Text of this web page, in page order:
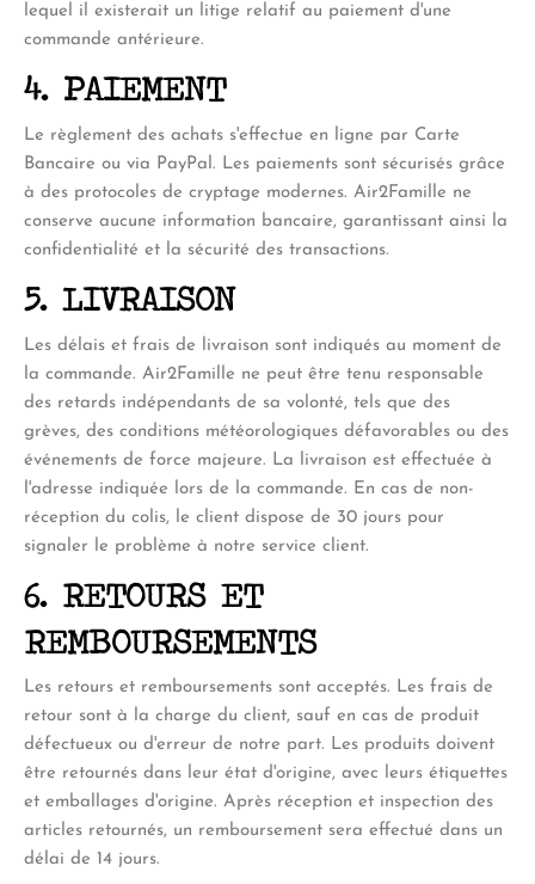
lequel il existerait un litige relatif au paiement d'une
commande antérieure.
4. PAIEMENT
Le règlement des achats s'effectue en ligne par Carte
Bancaire ou via PayPal. Les paiements sont sécurisés grâce
à des protocoles de cryptage modernes. Air2Famille ne
conserve aucune information bancaire, garantissant ainsi la
confidentialité et la sécurité des transactions.
5. LIVRAISON
Les délais et frais de livraison sont indiqués au moment de
la commande. Air2Famille ne peut être tenu responsable
des retards indépendants de sa volonté, tels que des
grèves, des conditions météorologiques défavorables ou des
événements de force majeure. La livraison est effectuée à
l'adresse indiquée lors de la commande. En cas de non-
réception du colis, le client dispose de 30 jours pour
signaler le problème à notre service client.
6. RETOURS ET
REMBOURSEMENTS
Les retours et remboursements sont acceptés. Les frais de
retour sont à la charge du client, sauf en cas de produit
défectueux ou d'erreur de notre part. Les produits doivent
être retournés dans leur état d'origine, avec leurs étiquettes
et emballages d'origine. Après réception et inspection des
articles retournés, un remboursement sera effectué dans un
délai de 14 jours.